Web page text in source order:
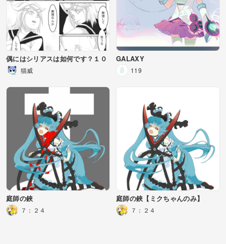
偶にはシリアスは如何です？１０
猫威
GALAXY
119
庭師の鋏
７：２４
庭師の鋏【ミクちゃんのみ】
７：２４